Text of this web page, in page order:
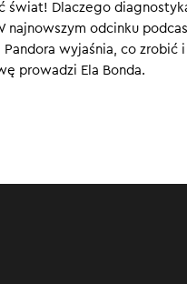
konstrukcje. Na torze
samochodów.
i wertep wyrzuca je w
świat! Dlaczego
odcinku
wyjaśnia, co
prowadzi Ela Bonda.